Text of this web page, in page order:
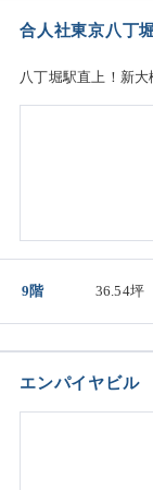
合人社東京八丁
八丁堀駅直上！新
9階 36.54坪
エンパイヤビル